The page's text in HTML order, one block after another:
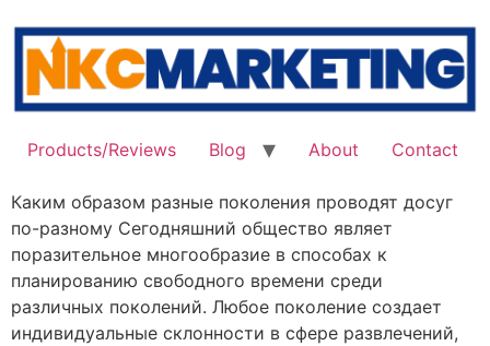
content
Products/Reviews Blog About Contact
Каким образом разные поколения проводят досуг
по-разному Сегодняшний общество являет
поразительное многообразие в способах к
планированию свободного времени среди
различных поколений. Любое поколение создает
индивидуальные склонности в сфере развлечений,